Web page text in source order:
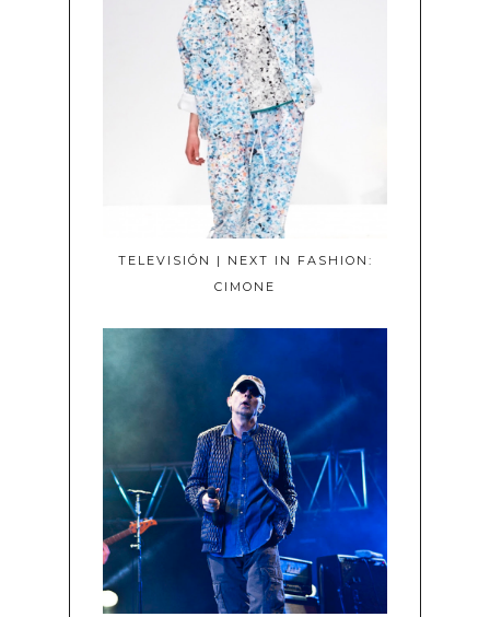
TELEVISIÓN | NEXT IN FASHION:
CIMONE